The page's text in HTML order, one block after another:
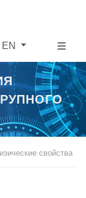
EN
свойства